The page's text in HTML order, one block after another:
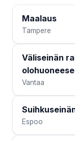
Maalaus
Tampere
Väliseinän
Vantaa
Espoo